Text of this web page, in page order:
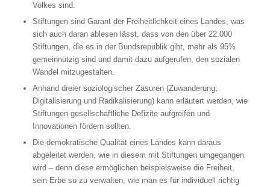
Volkes sind.
Stiftungen sind Garant der Freiheitlichkeit eines Landes, was
sich auch daran ablesen lässt, dass von den über 22.000
Stiftungen, die es in der Bundsrepublik gibt, mehr als 95%
gemeinnützig sind und damit dazu aufgerufen, den sozialen
Wandel mitzugestalten.
Anhand dreier soziologischer Zäsuren (Zuwanderung,
Digitalisierung und Radikalisierung) kann erläutert werden, wie
Stiftungen gesellschaftliche Defizite aufgreifen und
Innovationen fördern sollten.
Die demokratische Qualität eines Landes kann daraus
abgeleitet werden, wie in diesem mit Stiftungen umgegangen
wird – denn diese ermöglichen beispielsweise die Freiheit,
sein Erbe so zu verwalten, wie man es für individuell richtig